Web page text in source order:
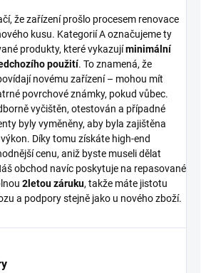
že zařízení prošlo procesem renovace
kusu. Kategorií A označujeme ty
produkty, které vykazujíminimální
použití. To znamená, že
novému zařízení – mohou mít
povrchové známky, pokud vůbec.
vyčištěn, otestován a případné
byly vyměněny, aby byla zajištěna
Díky tomu získáte high-end
cenu, aniž byste museli dělat
obchod navíc poskytuje na repasované
2letou záruku, takže máte jistotu
a podpory stejně jako u nového zboží.